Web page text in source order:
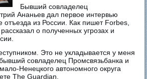
Бывший совладелец
Ананьев дал первое интервью
из России. Как пишет Forbes,
о полученных угрозах и
Это не укладывается у меня
совладелец Промсвязьбанка и
Ненецкого автономного округа
The Guardian.